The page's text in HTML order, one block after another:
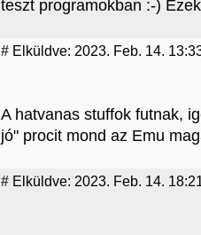
teszt programokban :-)
# Elküldve: 2023. Feb. 14.
A hatvanas stuffok futnak,
jó" procit mond az Emu
# Elküldve: 2023. Feb. 14.